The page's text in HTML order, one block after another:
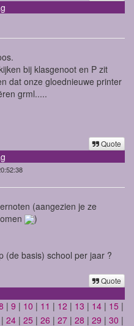
bij klasgenoot en P zit
dat onze gloednieuwe printer
grml.....
Quote
(aangezien je ze
)
(de basis) school per jaar ?
Quote
| 9 | 10 | 11 | 12 | 13 | 14 | 15 |
| 24 | 25 | 26 | 27 | 28 | 29 | 30 |